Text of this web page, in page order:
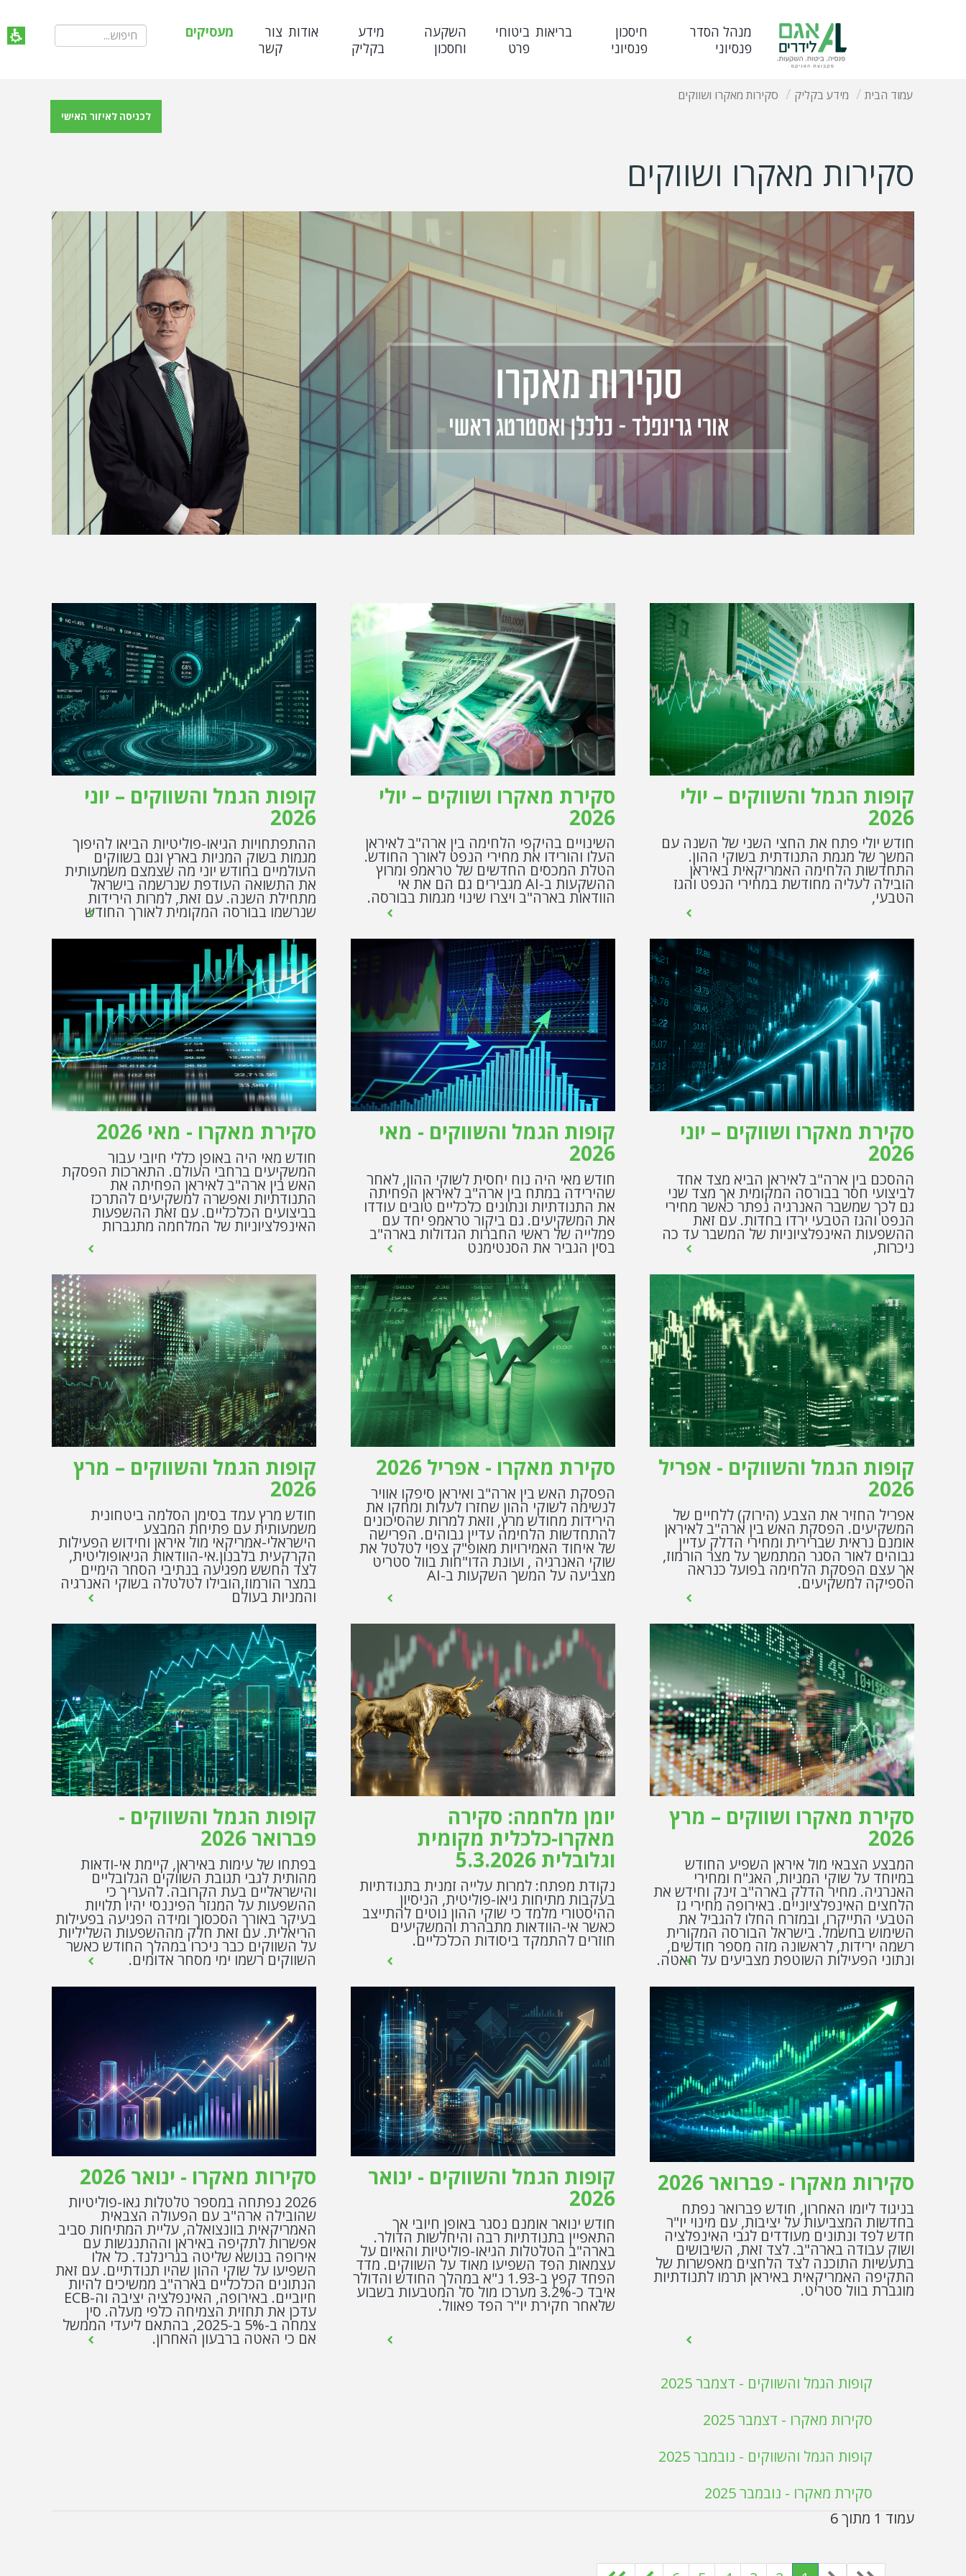
מנהל הסדר
פנסיוני
חיסכון
פנסיוני
בריאות ביטוחי
פרט
השקעה
וחסכון
מידע
בקליק
אודות צור
קשר
מעסיקים
לכניסה לאיזור האישי
עמוד הבית מידע בקליק סקירות מאקרו ושווקים
סקירות מאקרו ושווקים
קופות הגמל והשווקים – יולי
2026
חודש יולי פתח את החצי השני של השנה עם
המשך של מגמת התנודתית בשוקי ההון.
התחדשות הלחימה האמריקאית באיראן
הובילה לעליה מחודשת במחירי הנפט והגז
הטבעי,
סקירת מאקרו ושווקים – יולי
2026
השינויים בהיקפי הלחימה בין ארה"ב לאיראן
העלו והורידו את מחירי הנפט לאורך החודש.
הטלת המכסים החדשים של טראמפ ומרוץ
ההשקעות ב-AI מגבירים גם הם את אי
הוודאות בארה"ב ויצרו שינוי מגמות בבורסה.
קופות הגמל והשווקים – יוני
2026
ההתפתחויות הגיאו-פוליטיות הביאו להיפוך
מגמות בשוק המניות בארץ וגם בשווקים
העולמיים בחודש יוני מה שצמצם משמעותית
את התשואה העודפת שנרשמה בישראל
מתחילת השנה. עם זאת, למרות הירידות
שנרשמו בבורסה המקומית לאורך החודש
סקירת מאקרו ושווקים – יוני
2026
ההסכם בין ארה"ב לאיראן הביא מצד אחד
לביצועי חסר בבורסה המקומית אך מצד שני
גם לכך שמשבר האנרגיה נפתר כאשר מחירי
הנפט והגז הטבעי ירדו בחדות. עם זאת
ההשפעות האינפלציוניות של המשבר עד כה
ניכרות,
קופות הגמל והשווקים - מאי
2026
חודש מאי היה נוח יחסית לשוקי ההון, לאחר
שהירידה במתח בין ארה"ב לאיראן הפחיתה
את התנודתיות ונתונים כלכליים טובים עודדו
את המשקיעים. גם ביקור טראמפ יחד עם
פמלייה של ראשי החברות הגדולות בארה"ב
בסין הגביר את הסנטימנט
סקירת מאקרו - מאי 2026
חודש מאי היה באופן כללי חיובי עבור
המשקיעים ברחבי העולם. התארכות הפסקת
האש בין ארה"ב לאיראן הפחיתה את
התנודתיות ואפשרה למשקיעים להתרכז
בביצועים הכלכליים. עם זאת ההשפעות
האינפלציוניות של המלחמה מתגברות
קופות הגמל והשווקים - אפריל
2026
אפריל החזיר את הצבע (הירוק) ללחיים של
המשקיעים. הפסקת האש בין ארה"ב לאיראן
אומנם נראית שברירית ומחירי הדלק עדיין
גבוהים לאור הסגר המתמשך על מצר הורמוז,
אך עצם הפסקת הלחימה בפועל כנראה
הספיקה למשקיעים.
סקירת מאקרו - אפריל 2026
הפסקת האש בין ארה"ב ואיראן סיפקו אוויר
לנשימה לשוקי ההון שחזרו לעלות ומחקו את
הירידות מחודש מרץ, וזאת למרות שהסיכונים
להתחדשות הלחימה עדיין גבוהים. הפרישה
של איחוד האמירויות מאופ"ק צפוי לטלטל את
שוקי האנרגיה , ועונת הדו"חות בוול סטריט
מצביעה על המשך השקעות ב-AI
קופות הגמל והשווקים – מרץ
2026
חודש מרץ עמד בסימן הסלמה ביטחונית
משמעותית עם פתיחת המבצע
הישראלי-אמריקאי מול איראן וחידוש הפעילות
הקרקעית בלבנון.אי-הוודאות הגיאופוליטית,
לצד החשש מפגיעה בנתיבי הסחר הימיים
במצר הורמוז,הובילו לטלטלה בשוקי האנרגיה
והמניות בעולם
סקירת מאקרו ושווקים – מרץ
2026
המבצע הצבאי מול איראן השפיע החודש
במיוחד על שוקי המניות, האג"ח ומחירי
האנרגיה. מחיר הדלק בארה"ב זינק וחידש את
הלחצים האינפלציוניים. באירופה מחירי גז
הטבעי התייקרו, ובמזרח החלו להגביל את
השימוש בחשמל. בישראל הבורסה המקורית
רשמה ירידות, לראשונה מזה מספר חודשים,
ונתוני הפעילות השוטפת מצביעים על האטה.
יומן מלחמה: סקירה
מאקרו-כלכלית מקומית
וגלובלית 5.3.2026
נקודת מפתח: למרות עלייה זמנית בתנודתיות
בעקבות מתיחות גיאו-פוליטית, הניסיון
ההיסטורי מלמד כי שוקי ההון נוטים להתייצב
כאשר אי-הוודאות מתבהרת והמשקיעים
חוזרים להתמקד ביסודות הכלכליים.
קופות הגמל והשווקים -
פברואר 2026
בפתחו של עימות באיראן, קיימת אי-ודאות
מהותית לגבי תגובת השווקים הגלובליים
והישראליים בעת הקרובה. להעריך כי
ההשפעות על המגזר הפיננסי יהיו תלויות
בעיקר באורך הסכסוך ומידה הפגיעה בפעילות
הריאלית. עם זאת חלק מההשפעות השליליות
על השווקים כבר ניכרו במהלך החודש כאשר
השווקים רשמו ימי מסחר אדומים.
סקירות מאקרו - פברואר 2026
בניגוד ליומו האחרון, חודש פברואר נפתח
בחדשות המצביעות על יציבות, עם מינוי יו"ר
חדש לפד ונתונים מעודדים לגבי האינפלציה
ושוק עבודה בארה"ב. לצד זאת, השיבושים
בתעשיות התוכנה לצד הלחצים מאפשרות של
התקיפה האמריקאית באיראן תרמו לתנודתיות
מוגברת בוול סטריט.
קופות הגמל והשווקים - ינואר
2026
חודש ינואר אומנם נסגר באופן חיובי אך
התאפיין בתנודתיות רבה והיחלשות הדולר.
בארה"ב הטלטלות הגיאו-פוליטיות והאיום על
עצמאות הפד השפיעו מאוד על השווקים. מדד
הפחד קפץ ב-1.93 נ"א במהלך החודש והדולר
איבד כ-3.2% מערכו מול סל המטבעות בשבוע
שלאחר חקירת יו"ר הפד פאוול.
סקירות מאקרו - ינואר 2026
2026 נפתחה במספר טלטלות גאו-פוליטיות
שהובילה ארה"ב עם הפעולה הצבאית
האמריקאית בוונצואלה, עליית המתיחות סביב
אפשרות לתקיפה באיראן וההתנגשות עם
אירופה בנושא שליטה בגרינלנד. כל אלו
השפיעו על שוקי ההון שהיו תנודתיים. עם זאת
הנתונים הכלכליים בארה"ב ממשיכים להיות
חיוביים. באירופה, האינפלציה יציבה וה-ECB
עדכן את תחזית הצמיחה כלפי מעלה. סין
צמחה ב-5% ב-2025, בהתאם ליעדי הממשל
אם כי האטה ברבעון האחרון.
קופות הגמל והשווקים - דצמבר 2025
סקירות מאקרו - דצמבר 2025
קופות הגמל והשווקים - נובמבר 2025
סקירת מאקרו - נובמבר 2025
עמוד 1 מתוך 6